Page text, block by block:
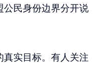
公民身份边界分开说
实目标。有人关注